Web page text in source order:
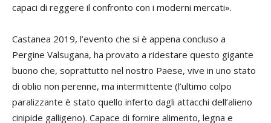
capaci di reggere il confronto con i moderni mercati».
Castanea 2019, l’evento che si è appena concluso a
Pergine Valsugana, ha provato a ridestare questo gigante
buono che, soprattutto nel nostro Paese, vive in uno stato
di oblio non perenne, ma intermittente (l’ultimo colpo
paralizzante è stato quello inferto dagli attacchi dell’alieno
cinipide galligeno). Capace di fornire alimento, legna e